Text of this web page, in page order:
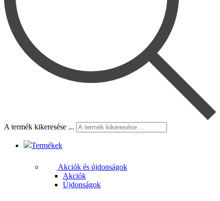
A termék kikeresése ...
Termékek
Akciók és újdonságok
Akciók
Újdonságok